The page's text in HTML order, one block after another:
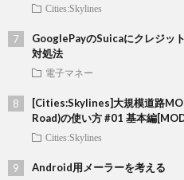
Cities:Skylines
GooglePayのSuicaにクレジッ
対処法
電子マネー
[Cities:Skylines]大規模道路
Road)の使い方 #01 基本編
Cities:Skylines
Android用メーラーを考える